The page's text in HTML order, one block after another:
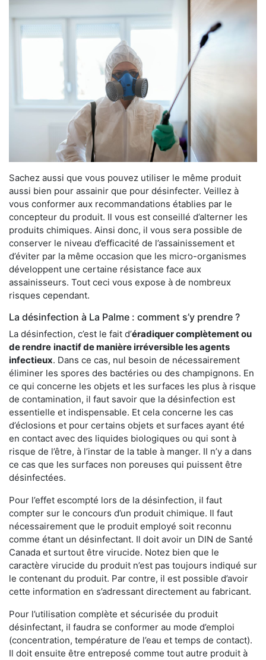
Sachez aussi que vous pouvez utiliser le même produit
aussi bien pour assainir que pour désinfecter. Veillez à
vous conformer aux recommandations établies par le
concepteur du produit. Il vous est conseillé d’alterner les
produits chimiques. Ainsi donc, il vous sera possible de
conserver le niveau d’efficacité de l’assainissement et
d’éviter par la même occasion que les micro-organismes
développent une certaine résistance face aux
assainisseurs. Tout ceci vous expose à de nombreux
risques cependant.
La désinfection à La Palme : comment s’y prendre ?
La désinfection, c’est le fait d’éradiquer complètement ou
de rendre inactif de manière irréversible les agents
infectieux. Dans ce cas, nul besoin de nécessairement
éliminer les spores des bactéries ou des champignons. En
ce qui concerne les objets et les surfaces les plus à risque
de contamination, il faut savoir que la désinfection est
essentielle et indispensable. Et cela concerne les cas
d’éclosions et pour certains objets et surfaces ayant été
en contact avec des liquides biologiques ou qui sont à
risque de l’être, à l’instar de la table à manger. II n’y a dans
ce cas que les surfaces non poreuses qui puissent être
désinfectées.
Pour l’effet escompté lors de la désinfection, il faut
compter sur le concours d’un produit chimique. Il faut
nécessairement que le produit employé soit reconnu
comme étant un désinfectant. Il doit avoir un DIN de Santé
Canada et surtout être virucide. Notez bien que le
caractère virucide du produit n’est pas toujours indiqué sur
le contenant du produit. Par contre, il est possible d’avoir
cette information en s’adressant directement au fabricant.
Pour l’utilisation complète et sécurisée du produit
désinfectant, il faudra se conformer au mode d’emploi
(concentration, température de l’eau et temps de contact).
Il doit ensuite être entreposé comme tout autre produit à